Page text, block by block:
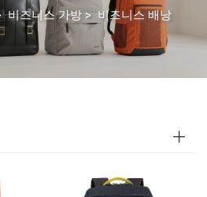
비즈니스 가방>비즈니스 배낭